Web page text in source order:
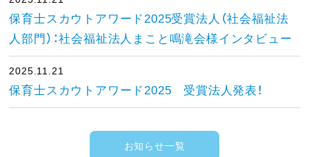
保育士スカウトアワード2025受賞法人（社会福祉法
人部門）：社会福祉法人まこと鳴滝会様インタビュー
2025.11.21
保育士スカウトアワード2025 受賞法人発表！
お知らせ一覧